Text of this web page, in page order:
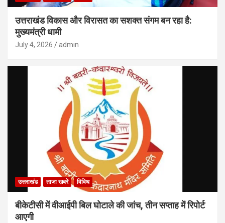
उत्तराखंड विकास और विरासत का सशक्त संगम बन रहा है:
मुख्यमंत्री धामी
July 4, 2026 admin
उत्तराखंड ताजा खबरें विविध
बीकेटीसी में वीआईपी बिल घोटाले की जांच, तीन सप्ताह में रिपोर्ट
आएगी